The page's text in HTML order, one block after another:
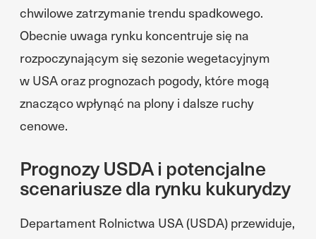
chwilowe zatrzymanie trendu spadkowego.
Obecnie uwaga rynku koncentruje się na
rozpoczynającym się sezonie wegetacyjnym
w USA oraz prognozach pogody, które mogą
znacząco wpłynąć na plony i dalsze ruchy
cenowe.
Prognozy USDA i potencjalne
scenariusze dla rynku kukurydzy
Departament Rolnictwa USA (USDA) przewiduje,